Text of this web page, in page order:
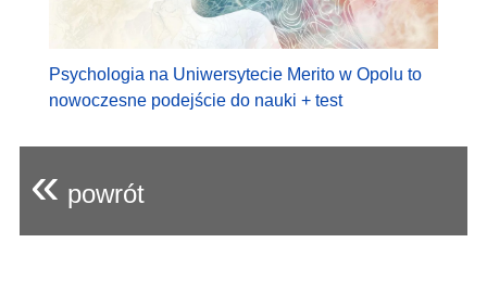
Psychologia na Uniwersytecie Merito w Opolu to
nowoczesne podejście do nauki + test
« powrót